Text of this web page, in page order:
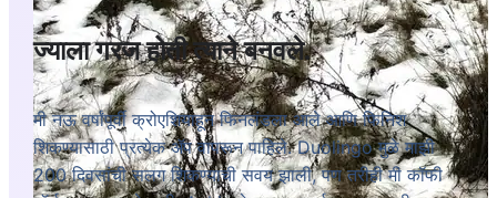
ज्याला गरज होती त्याने बनवले.
मी नऊ वर्षांपूर्वी क्रोएशियाहून फिनलंडला आले आणि फिनिश
शिकण्यासाठी प्रत्येक ॲप वापरून पाहिले. Duolingo मुळे माझी
200 दिवसांची सलग शिकण्याची सवय झाली, पण तरीही मी कॉफी